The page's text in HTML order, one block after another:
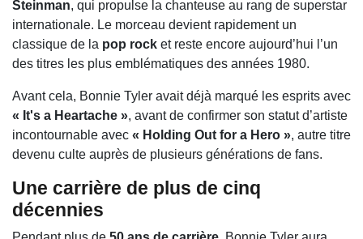
Steinman, qui propulse la chanteuse au rang de superstar
internationale. Le morceau devient rapidement un
classique de la pop rock et reste encore aujourd’hui l’un
des titres les plus emblématiques des années 1980.
Avant cela, Bonnie Tyler avait déjà marqué les esprits avec
« It's a Heartache », avant de confirmer son statut d’artiste
incontournable avec « Holding Out for a Hero », autre titre
devenu culte auprès de plusieurs générations de fans.
Une carrière de plus de cinq
décennies